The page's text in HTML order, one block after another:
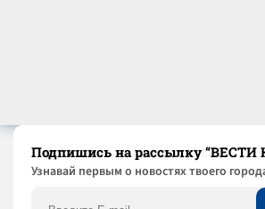
Подпишись на рассылку “ВЕСТИ
Узнaвай первым о новостях твоего